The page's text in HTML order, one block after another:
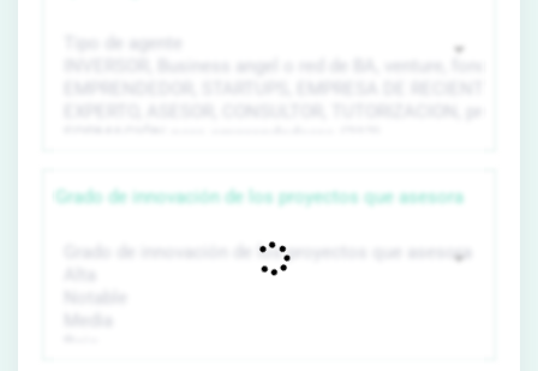
Grado de innovación de los proyectos que asesora